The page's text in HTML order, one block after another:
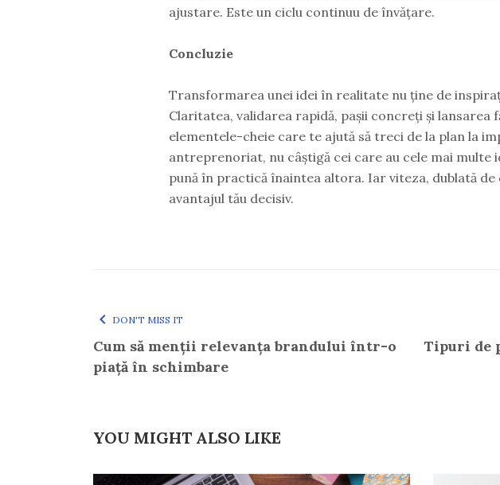
ajustare. Este un ciclu continuu de învățare.
Concluzie
Transformarea unei idei în realitate nu ține de
Claritatea, validarea rapidă, pașii concreți și lansarea
elementele-cheie care te ajută să treci de la plan la
antreprenoriat, nu câștigă cei care au cele mai multe
pună în practică înaintea altora. Iar viteza, dublată de
avantajul tău decisiv.
DON'T MISS IT
Cum să menții relevanța brandului într-o
piață în schimbare
Tipuri de
YOU MIGHT ALSO LIKE